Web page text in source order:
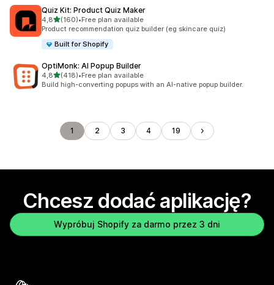
Quiz Kit: Product Quiz Maker
4,8na 5 gwiazdek
(160)
Łączna liczba recenzji: 160
•Free plan available
Product recommendation quiz builder (eg skincare quiz)
Built for Shopify
OptiMonk: AI Popup Builder
4,8na 5 gwiazdek
(418)
Łączna liczba recenzji: 418
•Free plan available
Build high-converting popups with an AI-native popup builder.
1 2 3 4 19
Chcesz dodać aplikację?
Wypróbuj Shopify za darmo przez 3 dni